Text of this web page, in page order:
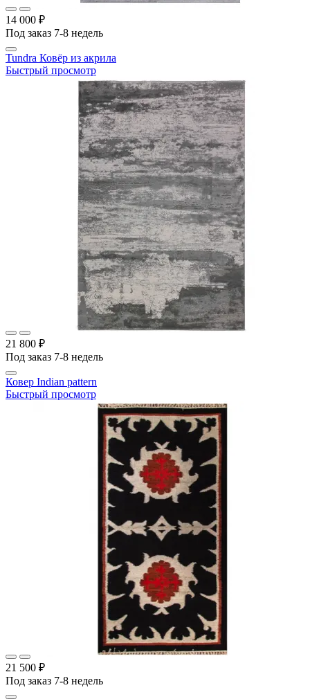
14 000 ₽
Под заказ 7-8 недель
Tundra Ковёр из акрила
Быстрый просмотр
21 800 ₽
Под заказ 7-8 недель
Ковер Indian pattern
Быстрый просмотр
21 500 ₽
Под заказ 7-8 недель